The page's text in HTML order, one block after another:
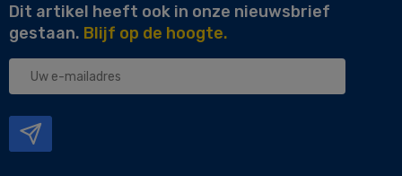
Dit artikel heeft ook in onze nieuwsbrief
gestaan. Blijf op de hoogte.
Uw